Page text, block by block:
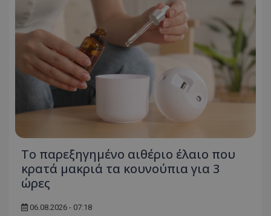
Το παρεξηγημένο αιθέριο έλαιο που
κρατά μακριά τα κουνούπια για 3
ώρες
06.08.2026 - 07:18